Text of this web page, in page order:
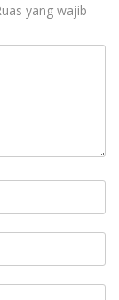
yang wajib